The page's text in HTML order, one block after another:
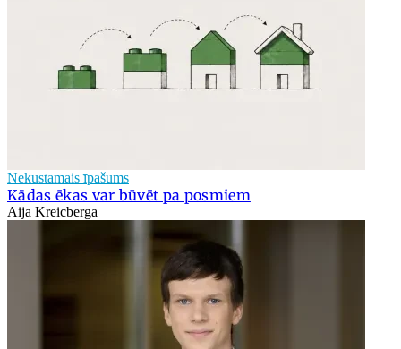
Nekustamais īpašums
Kādas ēkas var būvēt pa posmiem
Aija Kreicberga